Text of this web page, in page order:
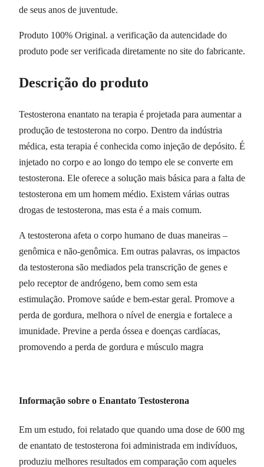
de seus anos de juventude.
Produto 100% Original. a verificação da autencidade do
produto pode ser verificada diretamente no site do fabricante.
Descrição do produto
Testosterona enantato na terapia é projetada para aumentar a
produção de testosterona no corpo. Dentro da indústria
médica, esta terapia é conhecida como injeção de depósito. É
injetado no corpo e ao longo do tempo ele se converte em
testosterona. Ele oferece a solução mais básica para a falta de
testosterona em um homem médio. Existem várias outras
drogas de testosterona, mas esta é a mais comum.
A testosterona afeta o corpo humano de duas maneiras –
genômica e não-genômica. Em outras palavras, os impactos
da testosterona são mediados pela transcrição de genes e
pelo receptor de andrógeno, bem como sem esta
estimulação. Promove saúde e bem-estar geral. Promove a
perda de gordura, melhora o nível de energia e fortalece a
imunidade. Previne a perda óssea e doenças cardíacas,
promovendo a perda de gordura e músculo magra
Informação sobre o Enantato Testosterona
Em um estudo, foi relatado que quando uma dose de 600 mg
de enantato de testosterona foi administrada em indivíduos,
produziu melhores resultados em comparação com aqueles